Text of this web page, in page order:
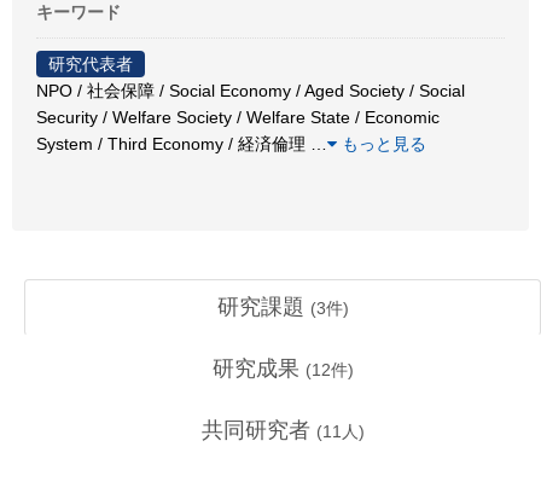
キーワード
研究代表者
NPO / 社会保障 / Social Economy / Aged Society / Social
Security / Welfare Society / Welfare State / Economic
System / Third Economy / 経済倫理
もっと見る
研究課題 (3件)
研究成果 (12件)
共同研究者 (11 人)